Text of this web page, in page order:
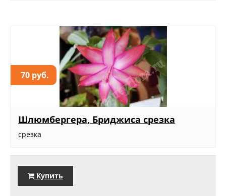
70 руб.
Шлюмбергера, Бриджиса срезка
срезка
Купить